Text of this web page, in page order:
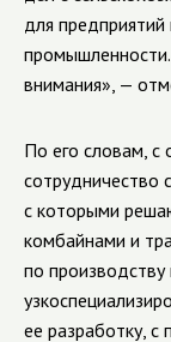
для
промышленности.
внимания», —
По его словам,
сотрудничество
с которыми
комбайнами и
по
ее разработку, с